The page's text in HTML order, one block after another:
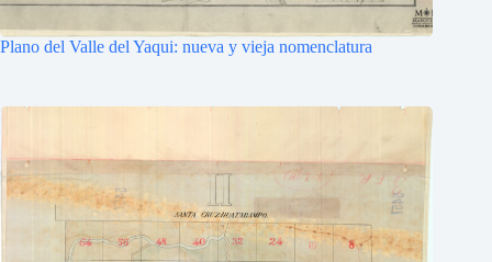
Plano del Valle del Yaqui: nueva y vieja nomenclatura